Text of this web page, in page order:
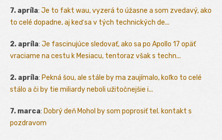
7. apríla: Je to fakt wau, vyzerá to úžasne a som zvedavý, ako
to celé dopadne, aj keď sa v tých technických de...
2. apríla: Je fascinujúce sledovať, ako sa po Apollo 17 opäť
vraciame na cestu k Mesiacu, tentoraz však s techn...
2. apríla: Pekná šou, ale stále by ma zaujímalo, koľko to celé
stálo a či by tie miliardy neboli užitočnejšie i...
7. marca: Dobrý deň Mohol by som poprosiť tel. kontakt s
pozdravom